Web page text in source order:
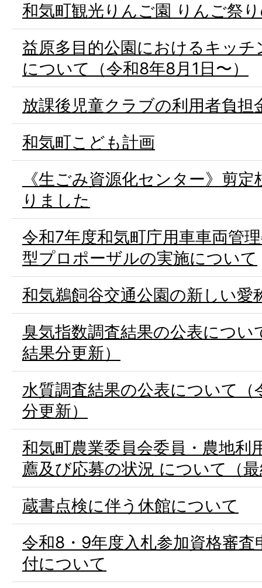
和気町観光りんご園 りんご祭
益原多目的公園におけるキッ
について（令和8年8月1日〜）
放課後児童クラブの利用者負担
和気町こども計画
《生ごみ資源化センター》剪
りました
令和7年度和気町庁用車車両管
型プロポーザルの実施について
和気鵜飼谷交通公園の新しい愛
臭気指数調査結果の公表につい
結果分更新）
水質調査結果の公表について（
分更新）
和気町農業委員会委員・農地利
薦及び応募の状況 について（
蔵書点検に伴う休館について
令和8・9年度入札参加資格審査
付について